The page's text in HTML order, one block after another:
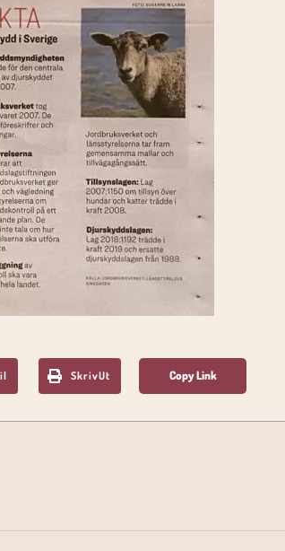
SkrivUt